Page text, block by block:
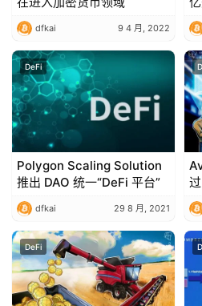
dfkai 9 4 月, 2022
DeFi
Polygon Scaling Solution
推出 DAO 统一“DeFi 平台”
dfkai 29 8 月, 2021
DeFi